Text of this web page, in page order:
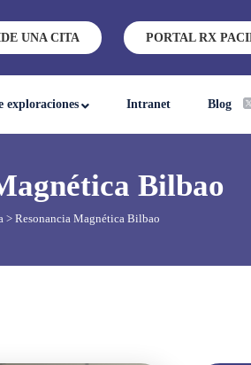
UNA CITA PORTAL RX
exploraciones Intranet Blog
Bilbao
> Resonancia Magnética Bilbao